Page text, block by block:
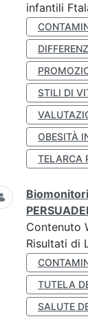
infantili
STILI DI
OBESITÀ
TELARCA
Contenuto
Risultati di
TUTELA
SALUTE